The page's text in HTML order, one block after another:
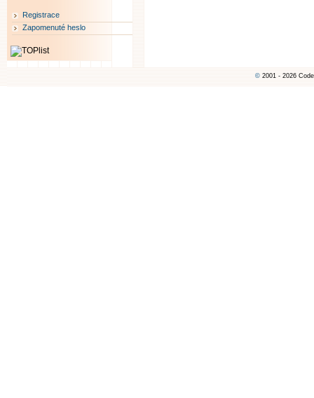
Registrace
Zapomenuté heslo
© 2001 - 2026